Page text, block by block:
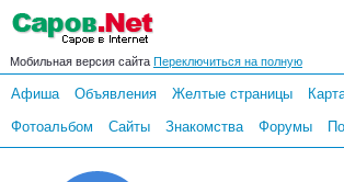
Мобильная версия сайта Переключиться на полную
Афиша Объявления Желтые страницы
Фотоальбом
Сайты Знакомства Форумы